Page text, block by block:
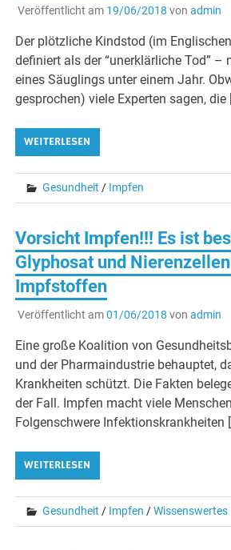
Veröffentlicht am 19/06/2018 von admin
Der plötzliche Kindstod (im
definiert als der “unerklärliche Tod” –
eines Säuglings unter einem Jahr.
gesprochen) viele Experten sagen, die
WEITERLESEN
Gesundheit / Impfen
Vorsicht Impfen!!! Es ist
Glyphosat und
Impfstoffen
Veröffentlicht am01/06/2018 von admin
Eine große Koalition von
und der Pharmaindustrie behauptet,
Krankheiten schützt. Die Fakten
der Fall. Impfen macht viele
Folgenschwere Infektionskrankheiten
WEITERLESEN
Gesundheit / Impfen /Wissenswertes